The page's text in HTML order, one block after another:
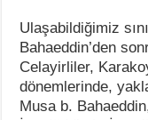
Ulaşabildiğimiz
Bahaeddin’den
Celayirliler,
dönemlerinde,
Musa b.